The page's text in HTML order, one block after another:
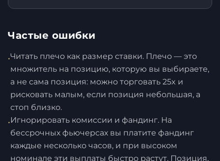
Частые ошибки
•Читать плечо как размер ставки. Плечо — это
множитель на позицию, которую вы выбираете,
а не сама позиция: можно торговать 25x и
рисковать малым, если позиция небольшая, а
стоп близко.
•Игнорировать комиссии и фандинг. На
бессрочных фьючерсах вы платите фандинг
каждые несколько часов, и при высоком
номинале эти выплаты быстро растут. Позиция,